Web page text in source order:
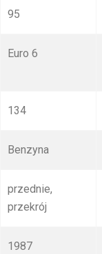
95
Euro 6
134
Benzyna
przednie,
przekrój
1987